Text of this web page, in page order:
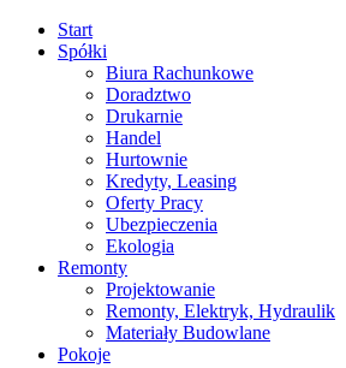
Start
Spółki
Biura Rachunkowe
Doradztwo
Drukarnie
Handel
Hurtownie
Kredyty, Leasing
Oferty Pracy
Ubezpieczenia
Ekologia
Remonty
Projektowanie
Remonty, Elektryk, Hydraulik
Materiały Budowlane
Pokoje